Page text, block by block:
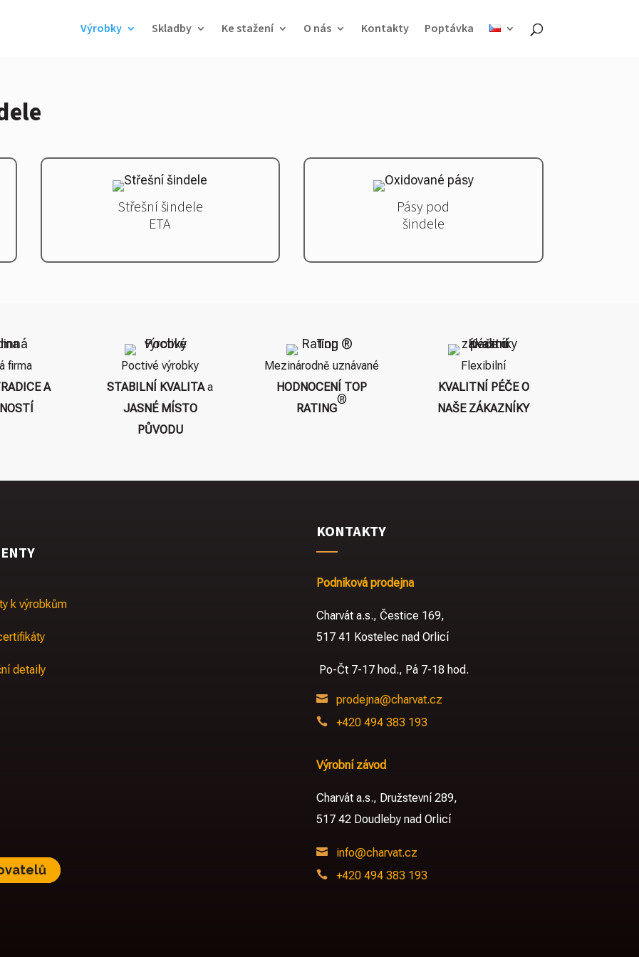
Výrobky Skladby Ke stažení O nás Kontakty Poptávka
Střešní šindele
ETA
Pásy pod
šindele
firma
A
Poctivé výrobky
STABILNÍ KVALITAa
JASNÉ MÍSTO
PŮVODU
Mezinárodně uznávané
HODNOCENÍ TOP
RATING
®
Flexibilní
KVALITNÍ PÉČE O
NAŠE ZÁKAZNÍKY
k výrobkům
detaily
KONTAKTY
Podniková prodejna
Charvát a.s., Čestice 169,
517 41 Kostelec nad Orlicí
Po-Čt 7-17 hod., Pá 7-18 hod.
 prodejna@charvat.cz
 +420 494 383 193
Výrobní závod
Charvát a.s., Družstevní 289,
517 42 Doudleby nad Orlicí
 info@charvat.cz
 +420 494 383 193